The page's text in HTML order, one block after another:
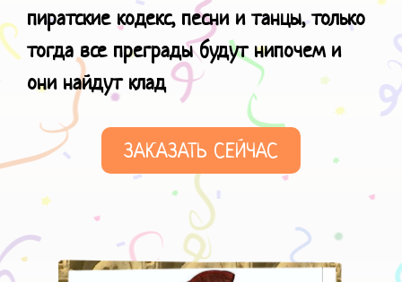
пиратские кодекс, песни и танцы, только
тогда все преграды будут нипочем и
они найдут клад
ЗАКАЗАТЬ СЕЙЧАС